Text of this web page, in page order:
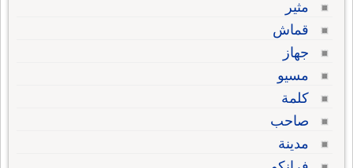
مثير
قماش
جهاز
مسيو
كلمة
صاحب
مدينة